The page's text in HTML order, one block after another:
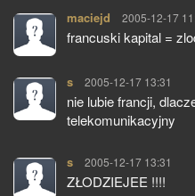
maciejd pisze:
2005-12-17
francuski kapital =
s pisze:
2005-12-17 13:31
nie lubie francji,
telekomunikacyjny
s pisze:
2005-12-17 13:31
ZŁODZIEJEE !!!!